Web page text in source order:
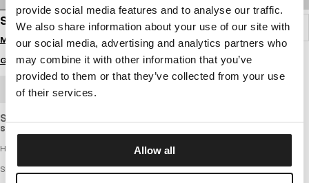
provide social media features and to analyse our traffic.
We also share information about your use of our site with
our social media, advertising and analytics partners who
may combine it with other information that you’ve
provided to them or that they’ve collected from your use
of their services.
Allow all
SWEATSHIRT USA
Melde dich an, um Preise zu sehen
Größenratgeber
GROSSHANDELSBESTELLUNG
Slightly elastic sweatshirt with a standard cut, made of light,
slightly thinner and breathable cotton fabric.
Herren-Sweatshirt – USA
SERIE 280 GSM TRICOT FROTTEE